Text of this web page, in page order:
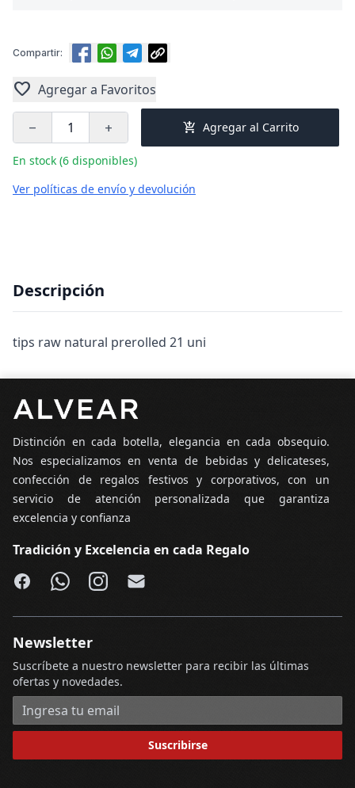
Compartir:
favorite Agregar a Favoritos
remove add add_shopping_cart Agregar al Carrito
En stock (6 disponibles)
Ver políticas de envío y devolución
Descripción
tips raw natural prerolled 21 uni
Distinción en cada botella, elegancia en cada obsequio.
Nos especializamos en venta de bebidas y delicateses,
confección de regalos festivos y corporativos, con un
servicio de atención personalizada que garantiza
excelencia y confianza
Tradición y Excelencia en cada Regalo
Facebook
WhatsApp
Instagram
Email
Newsletter
Suscríbete a nuestro newsletter para recibir las últimas
ofertas y novedades.
Dirección de correo electrónico
Suscribirse